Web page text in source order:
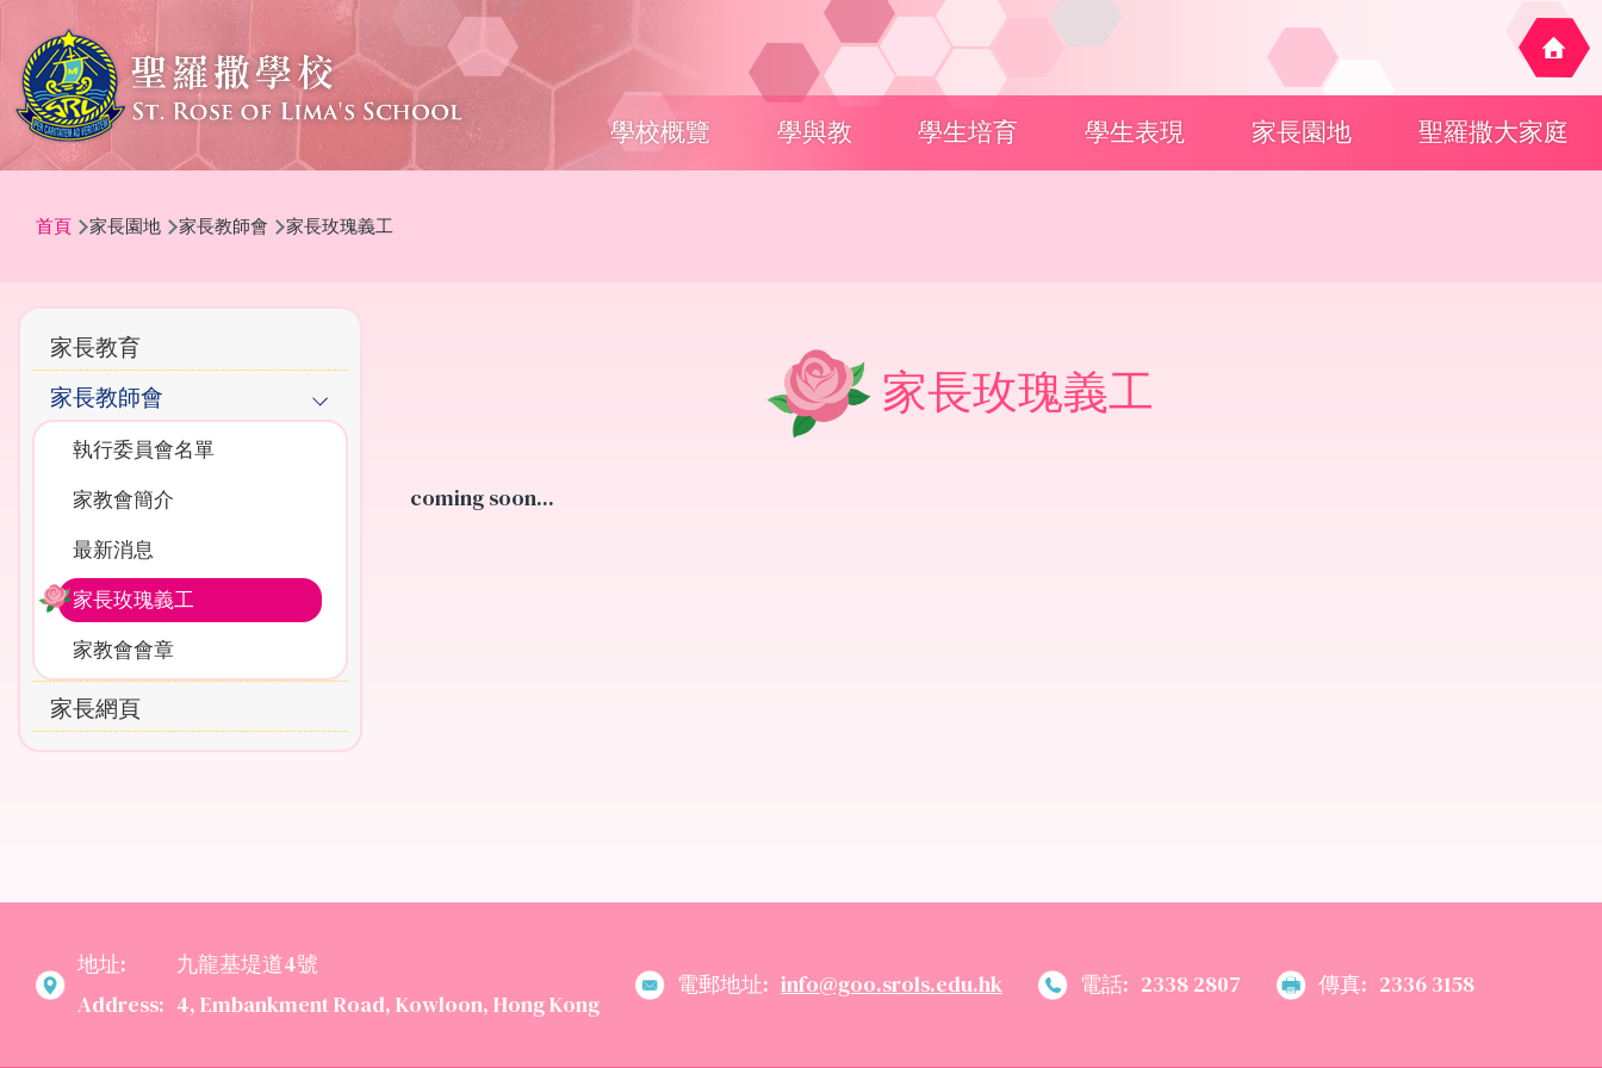
移至主內容
Main
navigation
學校概覽 學與教 學生培育 學生表現 家長園地 聖羅撒大家庭
航
結
首頁 家長園地 家長教師會 家長玫瑰義工
家長玫瑰義工
coming soon...
Main
navigation
家長教育
家長教師會
執行委員會名單
家教會簡介
最新消息
家長玫瑰義工
家教會會章
家長網頁
地址:
Address:
九龍基堤道4號
4, Embankment Road, Kowloon, Hong Kong
電郵地址: info@goo.srols.edu.hk 電話: 2338 2807 傳真: 2336 3158